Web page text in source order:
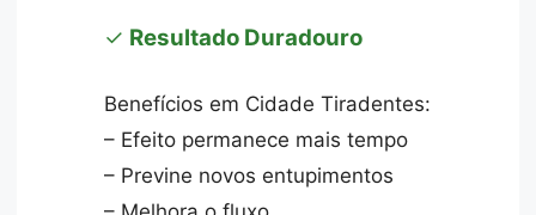
✓ Resultado Duradouro
Benefícios em Cidade Tiradentes:
– Efeito permanece mais tempo
– Previne novos entupimentos